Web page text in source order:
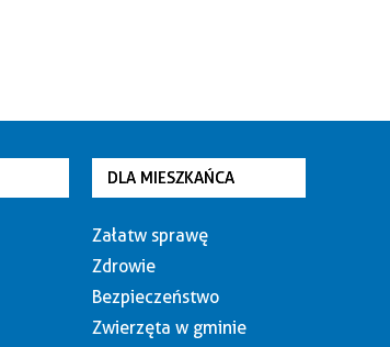
DLA MIESZKAŃCA
Załatw sprawę
Zdrowie
Bezpieczeństwo
Zwierzęta w gminie